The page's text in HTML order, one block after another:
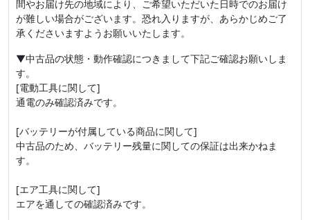
間やお届け先の地域により、ご希望いただいた日時でのお届け
が難しい場合がございます。恐れ入りますが、あらかじめご了
承くださいますようお願いいたします。
▼中古品の状態・動作確認につきまして下記ご確認お願いしま
す。
[電動工具に関して]
通電のみ確認済みです。
[バッテリーが付属している商品に関して]
中古品のため、バッテリー残量に関しての保証は出来かねま
す。
[エア工具に関して]
エアを通しての確認済みです。